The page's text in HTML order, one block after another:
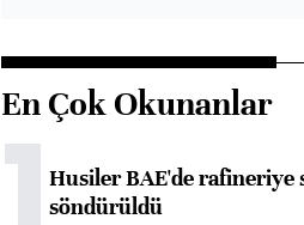
En Çok Okunanlar
Husiler BAE'de rafineriye
söndürüldü